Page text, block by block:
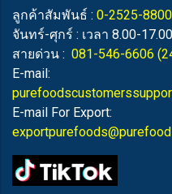
ลูกค้าสัมพันธ์ : 0-2525-8800
จันทร์-ศุกร์ : เวลา 8.00-
สายด่วน : 081-546-6606
E-mail:
E-mail For Export: